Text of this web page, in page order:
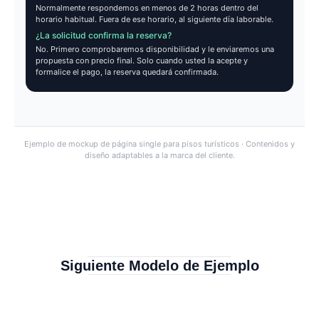
Normalmente respondemos en menos de 2 horas dentro del
horario habitual. Fuera de ese horario, al siguiente día laborable.
¿La solicitud confirma la reserva?
No. Primero comprobaremos disponibilidad y le enviaremos una
propuesta con precio final. Solo cuando usted la acepte y
formalice el pago, la reserva quedará confirmada.
Ejemplo de mockup de página single para pisos turísticos · Contenidos y
diseño adaptables a la marca del cliente.
Siguiente Modelo de Ejemplo